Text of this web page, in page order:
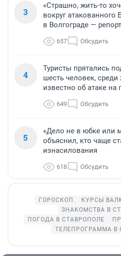
3
«Страшно, жить-то
вокруг
в Волгограде —
657 Обсудить
4
Туристы прятались
шесть человек, среди
известно об атаке
649 Обсудить
5
«Дело не в юбке или
объяснил, кто чаще
изнасилования
618 Обсудить
ГОРОСКОП
КУРСЫ
ЗНАКОМСТВА В
ПОГОДА В СТАВРОПОЛЕ
ТЕЛЕПРОГРАММА В